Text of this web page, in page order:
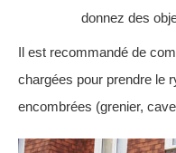
donnez des
Il est recommandé de
chargées pour prendre le
encombrées (grenier,